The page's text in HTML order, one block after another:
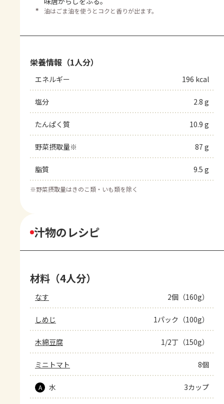
＊ 油はごま油を使うとコクと香りが出ます。
栄養情報（1人分）
エネルギー 196 kcal
塩分 2.8 g
たんぱく質 10.9 g
野菜摂取量※ 87 g
脂質 9.5 g
※野菜摂取量はきのこ類・いも類を除く
汁物のレシピ
材料（4人分）
なす 2個（160g）
しめじ 1パック（100g）
木綿豆腐 1/2丁（150g）
ミニトマト 8個
A 水 3カップ